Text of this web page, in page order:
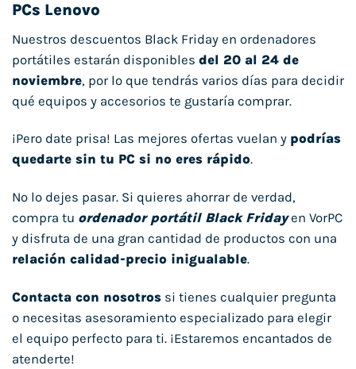
PCs Lenovo
Nuestros descuentos Black Friday en ordenadores
portátiles estarán disponibles del 20 al 24 de
noviembre, por lo que tendrás varios días para decidir
qué equipos y accesorios te gustaría comprar.
¡Pero date prisa! Las mejores ofertas vuelan y podrías
quedarte sin tu PC si no eres rápido.
No lo dejes pasar. Si quieres ahorrar de verdad,
compra tu ordenador portátil Black Fridayen VorPC
y disfruta de una gran cantidad de productos con una
relación calidad-precio inigualable.
Contacta con nosotros si tienes cualquier pregunta
o necesitas asesoramiento especializado para elegir
el equipo perfecto para ti. ¡Estaremos encantados de
atenderte!